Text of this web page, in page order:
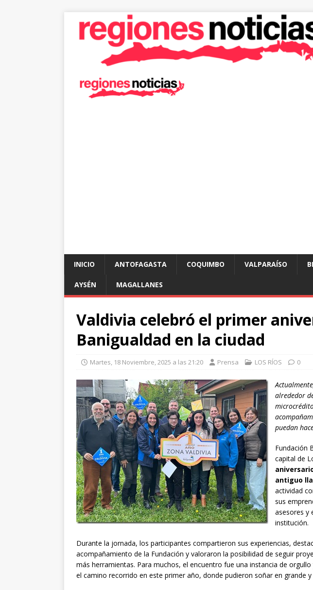
INICIO ANTOFAGASTA COQUIMBO VALPARAÍSO
AYSÉN MAGALLANES
Valdivia celebró el primer
Banigualdad en la ciudad
Martes, 18 Noviembre, 2025 a las 21:20 Prensa LOS RÍOS 0
alrededor
puedan
Fundación
capital de
antiguo
actividad
sus
asesores y
institución.
Durante la jornada, los participantes compartieron sus experiencias,
acompañamiento de la Fundación y valoraron la posibilidad de seguir
más herramientas. Para muchos, el encuentro fue una instancia de
el camino recorrido en este primer año, donde pudieron soñar en grande